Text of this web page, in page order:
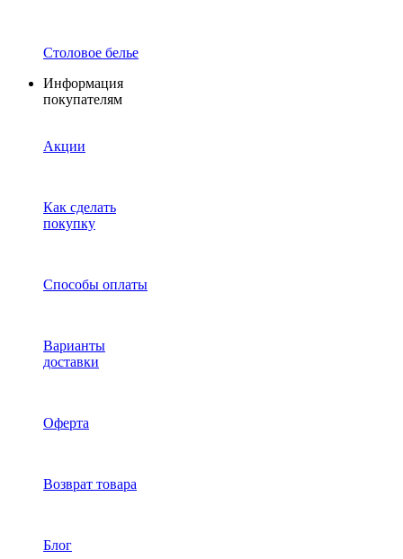
Столовое белье
Информация
покупателям
Акции
Как сделать
покупку
Способы оплаты
Варианты
доставки
Оферта
Возврат товара
Блог